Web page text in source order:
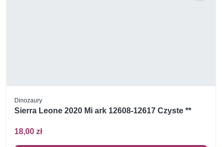
Dinozaury
Sierra Leone 2020 Mi ark 12608-12617 Czyste **
18,00 zł